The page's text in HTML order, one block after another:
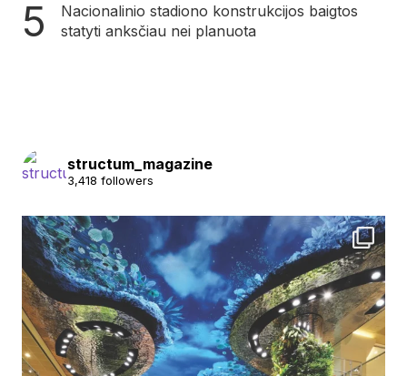
Nacionalinio stadiono konstrukcijos baigtos
statyti anksčiau nei planuota
structum_magazine
3,418 followers